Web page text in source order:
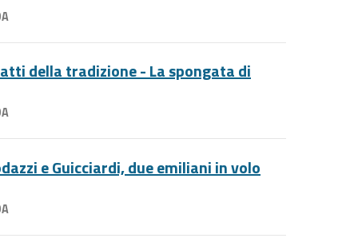
della tradizione - La spongata di
e Guicciardi, due emiliani in volo